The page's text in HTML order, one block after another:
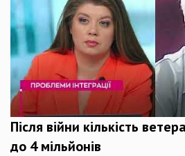
Після війни кількість
до 4 мільйонів